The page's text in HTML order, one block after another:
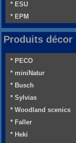
* ESU
* EPM
Produits décor
* PECO
* miniNatur
* Busch
* Sylvias
* Woodland scenics
* Faller
* Heki